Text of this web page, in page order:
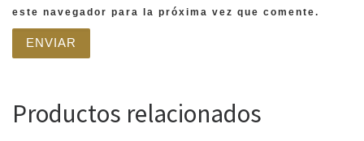
este navegador para la próxima vez que comente.
Productos relacionados